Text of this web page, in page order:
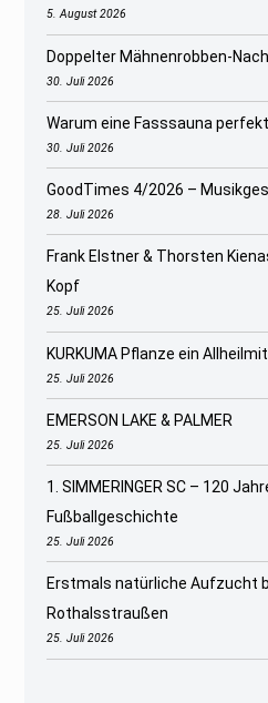
5. August 2026
Doppelter Mähnenrobben-
30. Juli 2026
Warum eine Fasssauna
30. Juli 2026
GoodTimes 4/2026 –
28. Juli 2026
Frank Elstner & Thorsten
Kopf
25. Juli 2026
KURKUMA Pflanze ein
25. Juli 2026
EMERSON LAKE & PALMER
25. Juli 2026
1. SIMMERINGER SC – 120
Fußballgeschichte
25. Juli 2026
Erstmals natürliche Aufzucht
Rothalsstraußen
25. Juli 2026